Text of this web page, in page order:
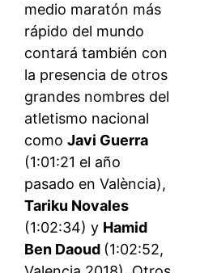
medio maratón más
rápido del mundo
contará también con
la presencia de otros
grandes nombres del
atletismo nacional
como Javi Guerra
(1:01:21 el año
pasado en València),
Tariku Novales
(1:02:34) y Hamid
Ben Daoud (1:02:52,